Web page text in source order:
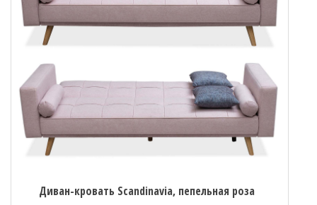
Диван-кровать Scandinavia, пепельная роза